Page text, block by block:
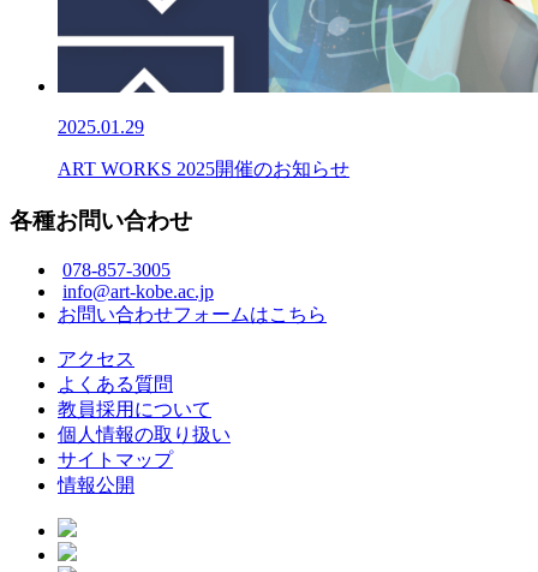
2025.01.29
ART WORKS 2025開催のお知らせ
各種お問い合わせ
078-857-3005
info@art-kobe.ac.jp
お問い合わせフォームはこちら
アクセス
よくある質問
教員採用について
個人情報の取り扱い
サイトマップ
情報公開